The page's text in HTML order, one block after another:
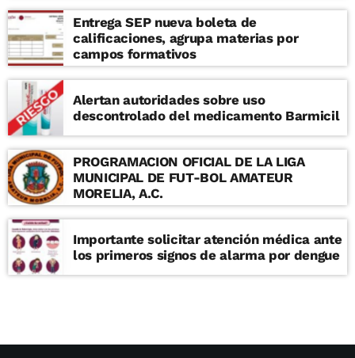
Entrega SEP nueva boleta de
calificaciones, agrupa materias por
campos formativos
Alertan autoridades sobre uso
descontrolado del medicamento Barmicil
PROGRAMACION OFICIAL DE LA LIGA
MUNICIPAL DE FUT-BOL AMATEUR
MORELIA, A.C.
Importante solicitar atención médica ante
los primeros signos de alarma por dengue